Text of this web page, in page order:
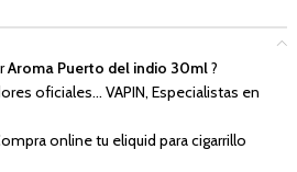
Aroma Puerto del indio 30ml?
oficiales… VAPIN, Especialistas en
online tu eliquid para cigarrillo